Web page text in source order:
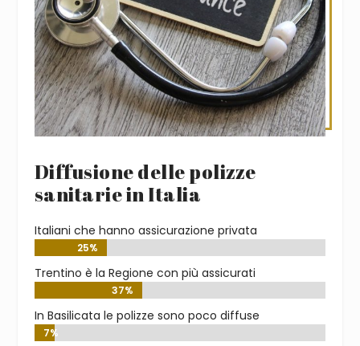
Diffusione delle polizze
sanitarie in Italia
Italiani che hanno assicurazione privata
25%
25%
Trentino è la Regione con più assicurati
37%
37%
In Basilicata le polizze sono poco diffuse
7%
7%